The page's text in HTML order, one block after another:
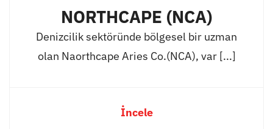
NORTHCAPE (NCA)
Denizcilik sektöründe bölgesel bir uzman
olan Naorthcape Aries Co.(NCA), var [...]
İncele